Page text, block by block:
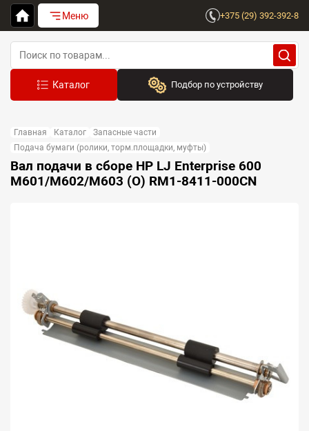
Меню +375 (29) 392-392-8
Подбор по устройству
Выберите бренд
Устройство:
Сначала выберите бренд
Главная Каталог
Запасные части
Подача бумаги (ролики, торм.площадки, муфты)
Вал подачи в сборе HP LJ Enterprise 600
M601/M602/M603 (O) RM1-8411-000CN